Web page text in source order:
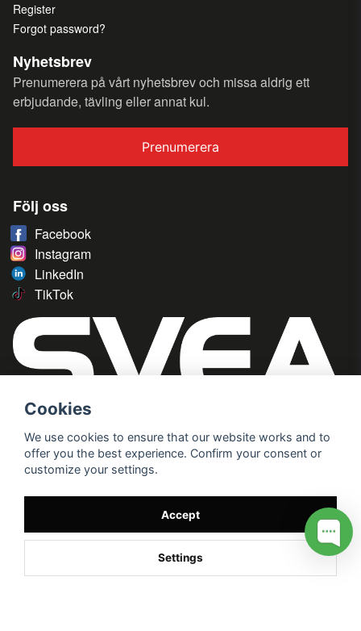
Register
Forgot password?
Nyhetsbrev
Prenumerera på vårt nyhetsbrev och missa aldrig ett
erbjudande, tävling eller annat kul.
Prenumerera
Följ oss
Facebook
Instagram
LinkedIn
TikTok
Cookies
We use cookies to ensure that our website works and to
offer you the best experience. Confirm your consent or
customize your settings.
Accept
Settings